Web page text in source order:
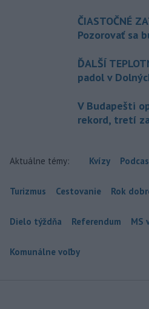
ČIASTOČNÉ
Pozorovať sa
ĎALŠÍ
padol v
V Budapešti
rekord, tretí
Aktuálne témy: Kvízy
Turizmus Cestovanie Rok
Dielo týždňa Referendum MS
Komunálne voľby